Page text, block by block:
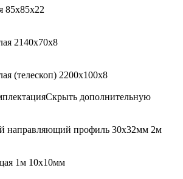
85х85х22
2140х70х8
(телескоп) 2200x100x8
Скрыть дополнительную
направляющий профиль 30х32мм 2м
1м 10х10мм